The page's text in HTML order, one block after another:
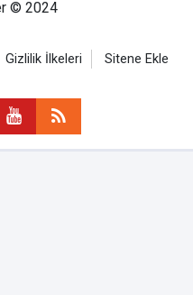
© 2024
Gizlilik İlkeleri Sitene Ekle